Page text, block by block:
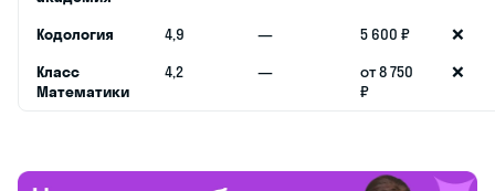
Кодология 4,9 — 5 600 ₽
❌
Класс
Математики
4,2 —
от 8 750
₽
❌